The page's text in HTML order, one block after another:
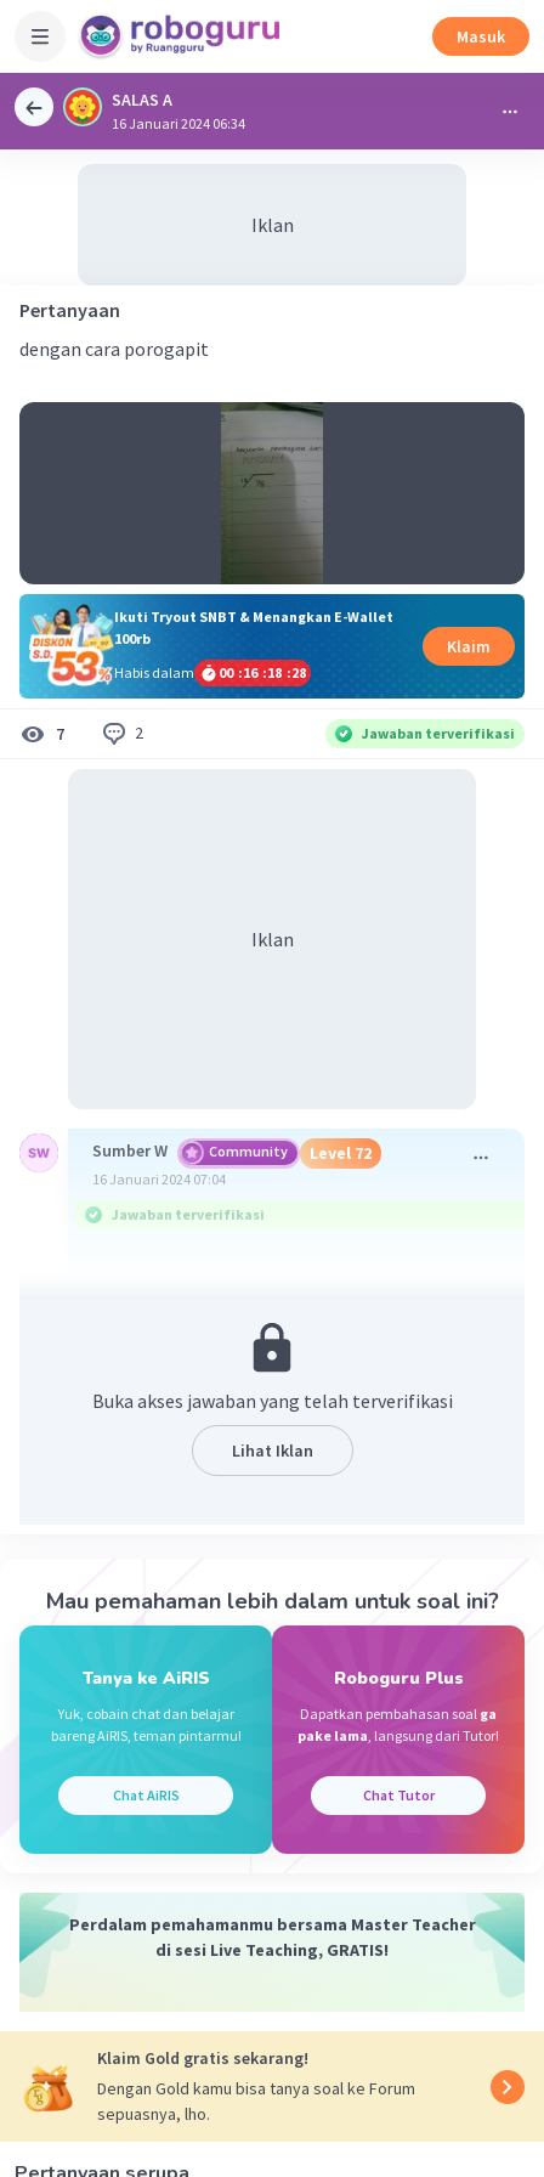
Masuk
SALAS A
16 Januari 2024 06:34
Iklan
Pertanyaan
dengan cara porogapit
Ikuti Tryout SNBT & Menangkan E-Wallet
100rb
Habis dalam
00 :16 :18 :27
Klaim
7 2 Jawaban terverifikasi
Iklan
Sumber W Community Level 72
16 Januari 2024 07:04
Jawaban terverifikasi
Beri Rating (0 Balas
Nanda R Level 89
Jawaban terverifikasi
jawabannya adalah 6,33
Beri Rating 0.0 Balas
Khansa K Level 36
18 Januari 2024 13:51
Buka akses jawaban yang telah terverifikasi
Lihat Iklan
Mau pemahaman lebih dalam untuk soal ini?
Tanya ke AiRIS
Yuk, cobain chat dan belajar
bareng AiRIS, teman pintarmu!
Chat AiRIS
Roboguru Plus
Dapatkan pembahasan soal ga
pake lama, langsung dari Tutor!
Chat Tutor
Perdalam pemahamanmu bersama Master Teacher
di sesi Live Teaching, GRATIS!
Klaim Gold gratis sekarang!
Dengan Gold kamu bisa tanya soal ke Forum
sepuasnya, lho.